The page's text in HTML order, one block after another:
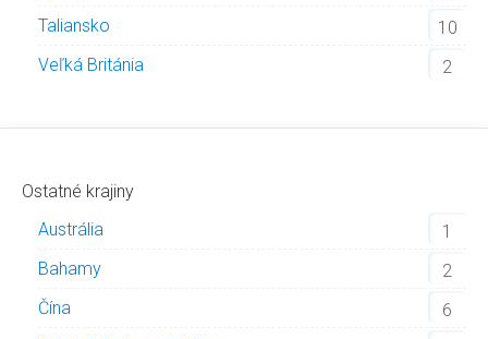
Taliansko
10
Veľká Británia
2
Ostatné krajiny
Austrália
1
Bahamy
2
Čína
6